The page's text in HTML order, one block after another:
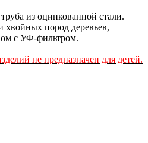
из оцинкованной стали.
хвойных пород деревьев,
с УФ-фильтром.
не предназначен для детей.